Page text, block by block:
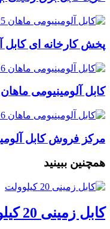
پخش کارخانه ای کابل
کابل آلومینیومی ماهان 16*4 قیمت فروش
مرکز فروش کابل
همچنین ببینید
کابل زمینی 20 کیلوولت بهترین برند بازار